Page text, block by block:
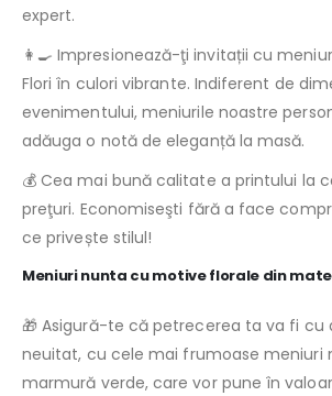
expert.
👩‍🍳 Impresionează-ţi invitații cu
Flori în culori vibrante. Indiferent de
evenimentului, meniurile noastre
adăuga o notă de eleganță la masă.
💰 Cea mai bună calitate a printului la
preţuri. Economiseşti fără a face
ce privește stilul!
Meniuri nunta cu motive florale din
🎁 Asigură-te că petrecerea ta va fi cu
neuitat, cu cele mai frumoase meniuri
marmură verde, care vor pune în